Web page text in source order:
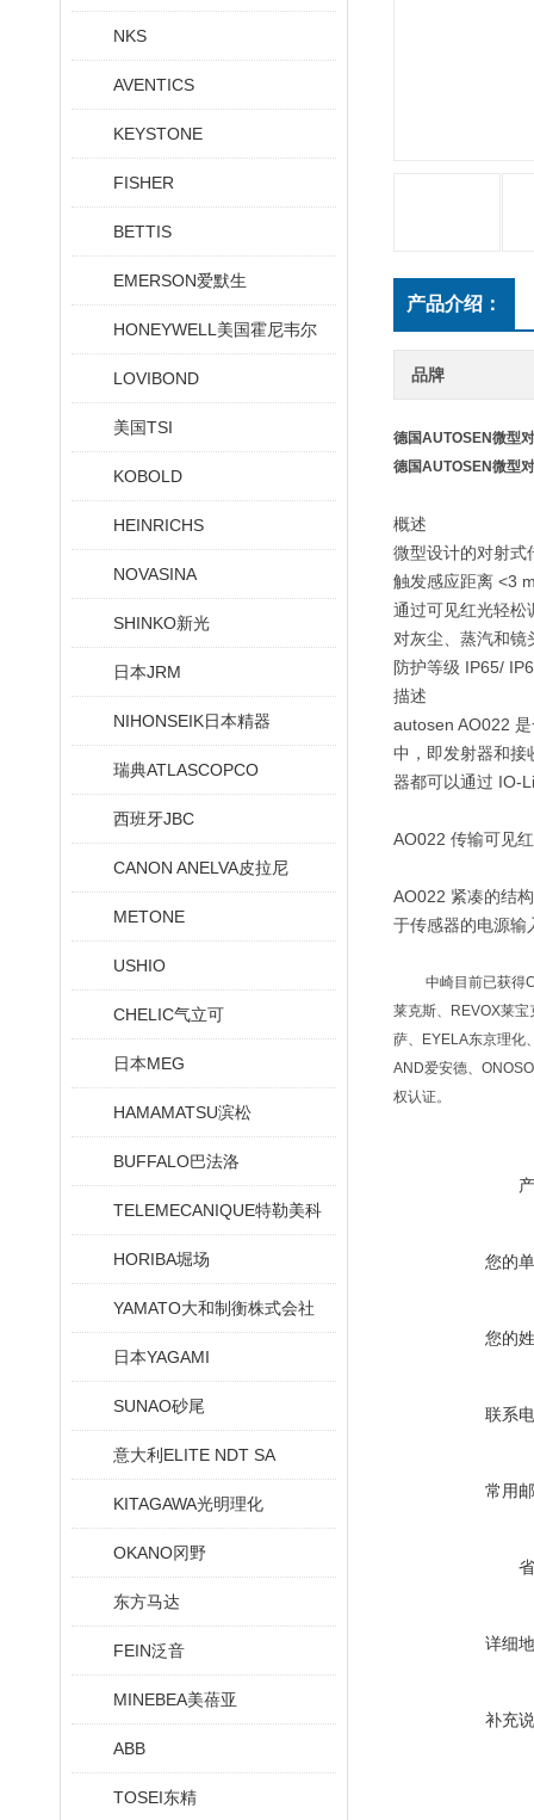
NKS
AVENTICS
KEYSTONE
FISHER
BETTIS
EMERSON爱默生
HONEYWELL美国霍尼韦尔
LOVIBOND
美国TSI
KOBOLD
HEINRICHS
NOVASINA
SHINKO新光
日本JRM
NIHONSEIK日本精器
瑞典ATLASCOPCO
西班牙JBC
CANON ANELVA皮拉尼
METONE
USHIO
CHELIC气立可
日本MEG
HAMAMATSU滨松
BUFFALO巴法洛
TELEMECANIQUE特勒美科
HORIBA堀场
YAMATO大和制衡株式会社
日本YAGAMI
SUNAO砂尾
意大利ELITE NDT SA
KITAGAWA光明理化
OKANO冈野
东方马达
FEIN泛音
MINEBEA美蓓亚
ABB
TOSEI东精
产品介绍：
品牌
德国AUTOSEN微型
德国AUTOSEN微型
概述
微型设计的对射式
触发感应距离 <3
通过可见红光轻松
对灰尘、蒸汽和镜
防护等级 IP65/
描述
autosen AO022
中，即发射器和
器都可以通过 IO-
AO022 传输可见
AO022 紧凑的结
于传感器的电源输
中崎目前已获得
莱克斯、REVOX莱宝
萨、EYELA东京理化
AND爱安德、
权认证。
您的
您的
联系
常用
详细
补充